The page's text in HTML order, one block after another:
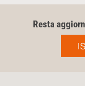
Resta